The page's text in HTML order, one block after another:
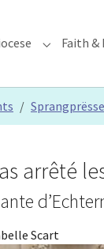
Submenu
Faith &
arrêté
Scart